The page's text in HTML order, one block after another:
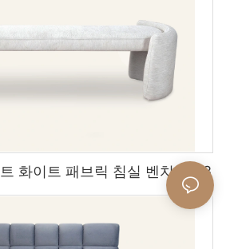
화이트 패브릭 침실 벤치 L708